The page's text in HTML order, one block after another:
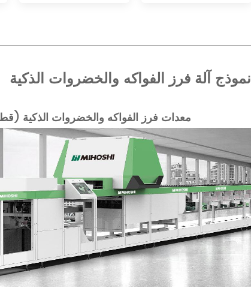
نموذج آلة فرز الفواكه والخضروات الذكية
معدات فرز الفواكه والخضروات الذكية